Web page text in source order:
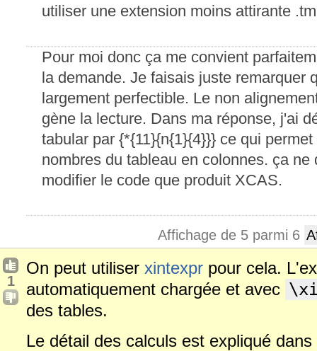
utiliser une extension moins attirante
Pour moi donc ça me convient
la demande. Je faisais juste remarquer
largement perfectible. Le non
gène la lecture. Dans ma réponse, j'ai
tabular par {*{11}{n{1}{4}}} ce qui
nombres du tableau en colonnes. ça
modifier le code que produit XCAS.
Affichage de 5 parmi 6
1
On peut utiliser xintexpr pour cela.
automatiquement chargée et avec
des tables.
Le détail des calculs est expliqué